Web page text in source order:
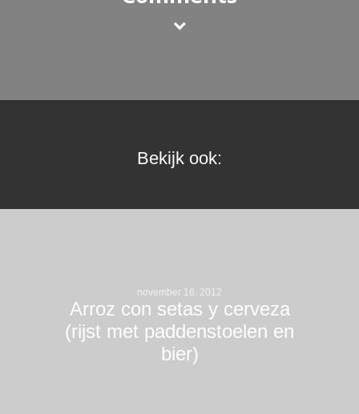
Bekijk ook:
november 16, 2012
Arroz con setas y cerveza
(rijst met paddenstoelen en
bier)